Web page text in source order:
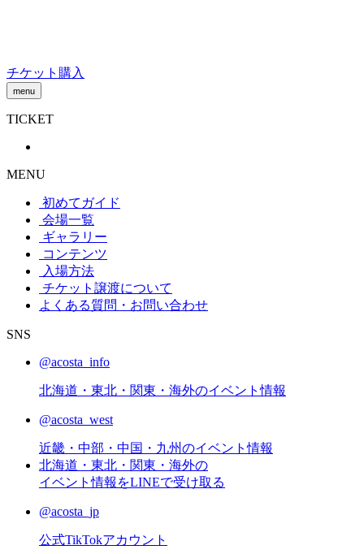
チケット購入
menu
TICKET
MENU
初めてガイド
会場一覧
ギャラリー
コンテンツ
入場方法
チケット譲渡について
よくある質問・お問い合わせ
SNS
@acosta_info
北海道・東北・関東・海外のイベント情報
@acosta_west
近畿・中部・中国・九州のイベント情報
北海道・東北・関東・海外の
イベント情報をLINEで受け取る
@acosta_jp
公式TikTokアカウント